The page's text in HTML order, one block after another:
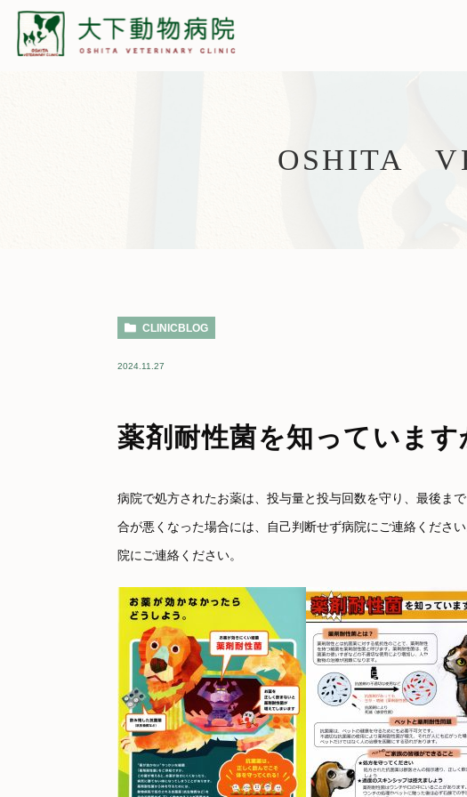
OSHITA
CLINICBLOG
2024.11.27
薬剤耐性菌を知っています
病院で処方されたお薬は、投与量と投与回数を守り、最後ま
合が悪くなった場合には、自己判断せず病院にご連絡くださ
院にご連絡ください。